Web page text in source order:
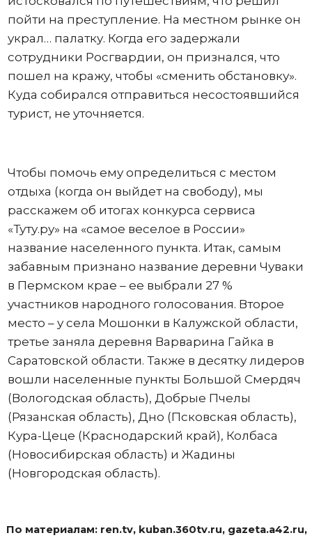
пойти на преступление. На местном рынке он
украл… палатку. Когда его задержали
сотрудники Росгвардии, он признался, что
пошел на кражу, чтобы «сменить обстановку».
Куда собирался отправиться несостоявшийся
турист, не уточняется.
Чтобы помочь ему определиться с местом
отдыха (когда он выйдет на свободу), мы
расскажем об итогах конкурса сервиса
«Туту.ру» на «самое веселое в России»
название населенного пункта. Итак, самым
забавным признано название деревни Чуваки
в Пермском крае – ее выбрали 27 %
участников народного голосования. Второе
место – у села Мошонки в Калужской области,
третье заняла деревня Варварина Гайка в
Саратовской области. Также в десятку лидеров
вошли населенные пункты Большой Смердяч
(Вологодская область), Добрые Пчелы
(Рязанская область), Дно (Псковская область),
Кура-Цеце (Краснодарский край), Колбаса
(Новосибирская область) и Жадины
(Новгородская область).
По материалам: ren.tv, kuban.360tv.ru, gazeta.a42.ru,